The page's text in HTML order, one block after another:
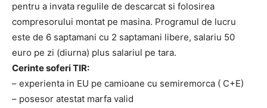
pentru a invata regulile de descarcat si folosirea
compresorului montat pe masina. Programul de lucru
este de 6 saptamani cu 2 saptamani libere, salariu 50
euro pe zi (diurna) plus salariul pe tara.
Cerinte soferi TIR:
– experienta in EU pe camioane cu semiremorca ( C+E)
– posesor atestat marfa valid